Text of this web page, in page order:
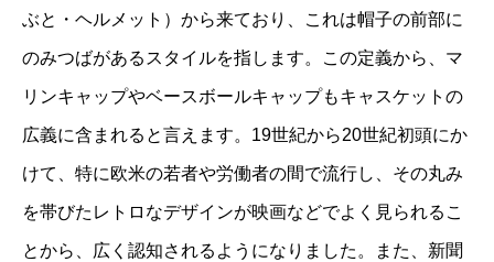
ぶと・ヘルメット）から来ており、これは帽子の前部に
のみつばがあるスタイルを指します。この定義から、マ
リンキャップやベースボールキャップもキャスケットの
広義に含まれると言えます。19世紀から20世紀初頭にか
けて、特に欧米の若者や労働者の間で流行し、その丸み
を帯びたレトロなデザインが映画などでよく見られるこ
とから、広く認知されるようになりました。また、新聞